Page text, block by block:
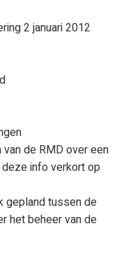
2 januari 2012
de RMD over een
info verkort op
gepland tussen de
het beheer van de